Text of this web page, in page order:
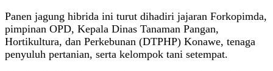
Panen jagung hibrida ini turut dihadiri jajaran Forkopimda,
pimpinan OPD, Kepala Dinas Tanaman Pangan,
Hortikultura, dan Perkebunan (DTPHP) Konawe, tenaga
penyuluh pertanian, serta kelompok tani setempat.